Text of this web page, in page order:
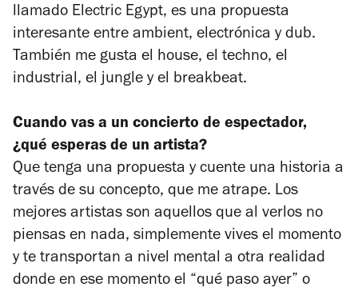
llamado Electric Egypt, es una propuesta
interesante entre ambient, electrónica y dub.
También me gusta el house, el techno, el
industrial, el jungle y el breakbeat.
Cuando vas a un concierto de espectador,
¿qué esperas de un artista?
Que tenga una propuesta y cuente una historia a
través de su concepto, que me atrape. Los
mejores artistas son aquellos que al verlos no
piensas en nada, simplemente vives el momento
y te transportan a nivel mental a otra realidad
donde en ese momento el “qué paso ayer” o